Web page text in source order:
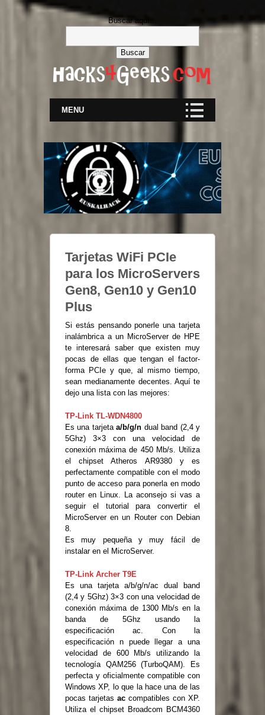
Buscar aquí...
MENU
Tarjetas WiFi PCIe
para los MicroServers
Gen8, Gen10 y Gen10
Plus
Si estás pensando ponerle una tarjeta
inalámbrica a un MicroServer de HPE
te interesará saber que existen muy
pocas de ellas que tengan el factor-
forma PCIe y que, al mismo tiempo,
sean medianamente decentes. Aquí te
dejo una lista con las mejores:
TP-Link TL-WDN4800
Es una tarjetaa/b/g/n dual band (2,4 y
5Ghz) 3×3 con una velocidad de
conexión máxima de 450 Mb/s. Utiliza
el chipset Atheros AR9380 y es
perfectamente compatible con el modo
punto de acceso para ponerla en modo
router en Linux. La aconsejo si vas a
seguir el tutorial para convertir el
MicroServer en un Router con Debian
8.
Es muy pequeña y muy fácil de
instalar en el MicroServer.
TP-Link Archer T9E
Es una tarjeta a/b/g/n/ac dual band
(2,4 y 5Ghz) 3×3 con una velocidad de
conexión máxima de 1300 Mb/s en la
banda de 5Ghz usando la
especificación ac. Con la
especificación n puede llegar a una
velocidad de 600 Mb/s utilizando la
tecnología QAM256 (TurboQAM). Es
perfecta y oficialmente compatible con
Windows XP, lo que la hace una de las
pocas tarjetas ac compatibles con XP.
Utiliza el chipset Broadcom BCM4360